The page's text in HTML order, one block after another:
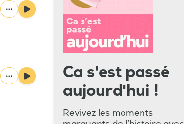
Ca s'est passé
aujourd'hui !
Revivez les moments